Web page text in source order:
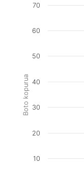
Boto kopurua
10
20
30
40
50
60
70